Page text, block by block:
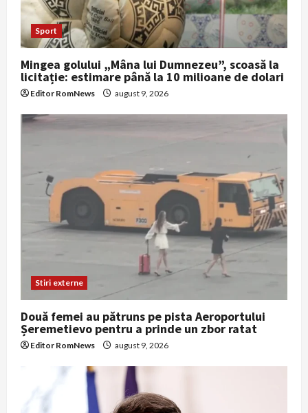
Sport
Mingea golului „Mâna lui Dumnezeu”, scoasă la
licitație: estimare până la 10 milioane de dolari
Editor RomNews august 9, 2026
Stiri externe
Două femei au pătruns pe pista Aeroportului
Șeremetievo pentru a prinde un zbor ratat
Editor RomNews august 9, 2026